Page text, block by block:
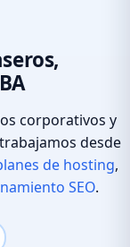
corporativos y
desde
de hosting,
SEO.